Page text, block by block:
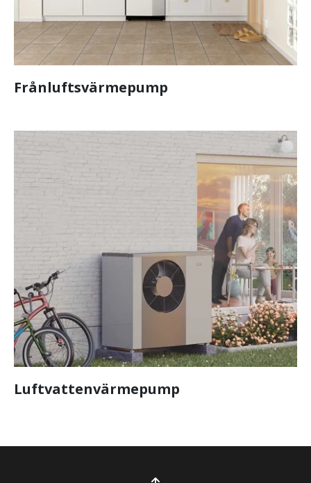
Frånluftsvärmepump
Luftvattenvärmepump